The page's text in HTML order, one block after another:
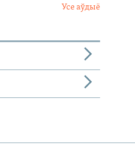
Усе аўдыё